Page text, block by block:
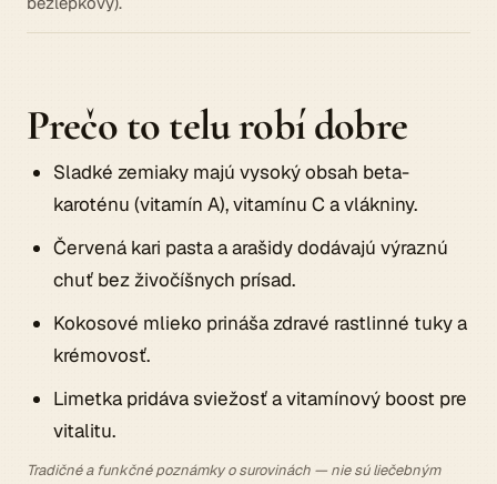
Prečo to telu robí dobre
Sladké zemiaky majú vysoký obsah beta-
karoténu (vitamín A), vitamínu C a vlákniny.
Červená kari pasta a arašidy dodávajú výraznú
chuť bez živočíšnych prísad.
Kokosové mlieko prináša zdravé rastlinné tuky a
krémovosť.
Limetka pridáva sviežosť a vitamínový boost pre
vitalitu.
Tradičné a funkčné poznámky o surovinách — nie sú liečebným